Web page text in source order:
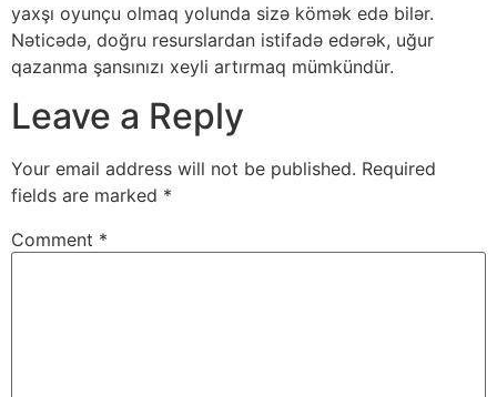
yaxşı oyunçu olmaq yolunda sizə kömək edə bilər.
Nəticədə, doğru resurslardan istifadə edərək, uğur
qazanma şansınızı xeyli artırmaq mümkündür.
Leave a Reply
Your email address will not be published. Required
fields are marked *
Comment *